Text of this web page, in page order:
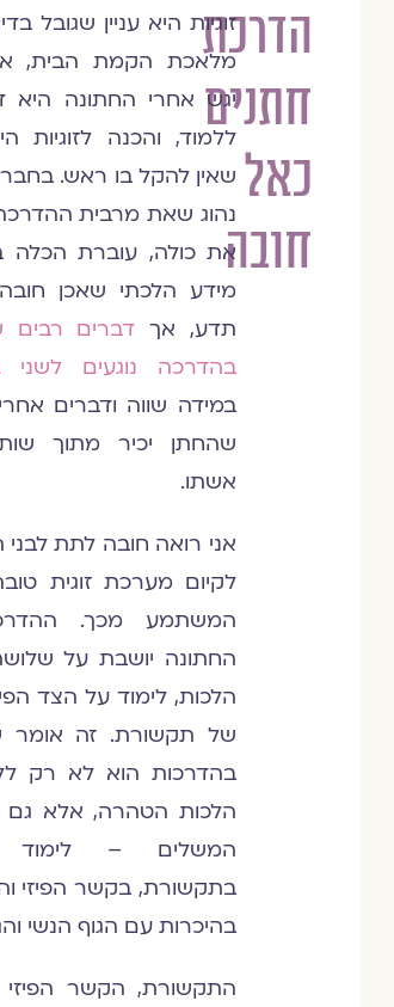
הדרכת
חתנים
כאל
חובה
זוגיות היא עניין שגובל
מלאכת הקמת הבית,
יגש אחרי החתונה היא
ללמוד, והכנה לזוגיות
שאין להקל בו ראש.
נהוג שאת מרבית
את כולה, עוברת הכלה
מידע הלכתי שאכן
תדע, אך דברים רבים
בהדרכה נוגעים לשני
במידה שווה ודברים
שהחתן יכיר מתוך
אשתו.
אני רואה חובה לתת לבני
לקיום מערכת זוגית
המשתמע מכך.
החתונה יושבת על
הלכות, לימוד על הצד
של תקשורת. זה אומר
בהדרכות הוא לא רק
הלכות הטהרה, אלא
המשלים – לימוד
בתקשורת, בקשר הפיזי
בהיכרות עם הגוף הנשי
התקשורת, הקשר הפיזי